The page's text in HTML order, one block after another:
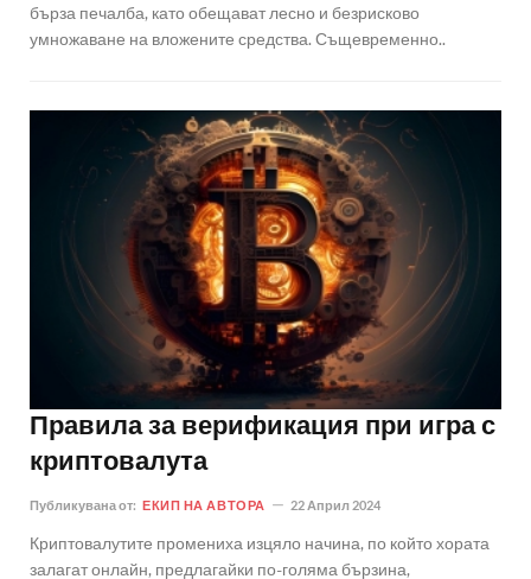
бърза печалба, като обещават лесно и безрисково
умножаване на вложените средства. Същевременно..
Правила за верификация при игра с
криптовалута
Публикувана от: ЕКИП НА АВТОРА 22 Април 2024
Криптовалутите промениха изцяло начина, по който хората
залагат онлайн, предлагайки по-голяма бързина,